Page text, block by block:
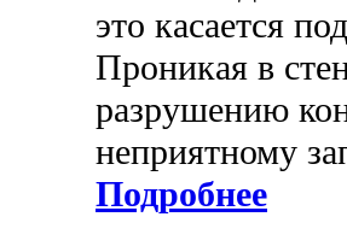
это касается
Проникая в
разрушению
неприятному
Подробнее